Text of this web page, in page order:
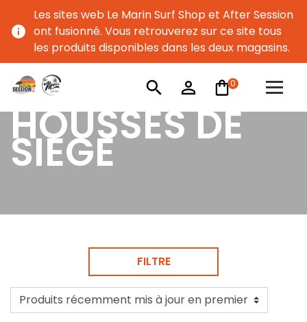
info
Les sites web Le Marin Surf Shop et After Session
ont fusionné. Vous retrouverez sur ce site tous
les produits disponibles dans les deux magasins.
search person_outline 0
HOUSSES DE
SIEGE
FILTRE